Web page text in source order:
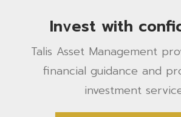
Invest with
Talis Asset Management
financial guidance and
investment